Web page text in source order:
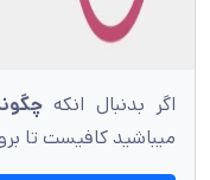
اگر بدنبال انکه
میباشید کافیست تا